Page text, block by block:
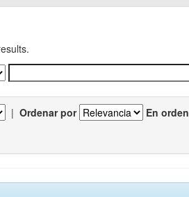
| Ordenar por En orden